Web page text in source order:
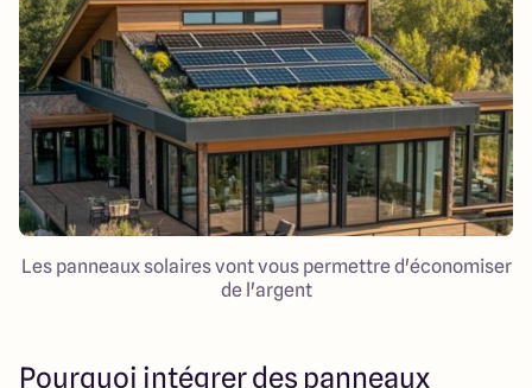
Les panneaux solaires vont vous permettre d'économiser
de l'argent
Pourquoi intégrer des panneaux